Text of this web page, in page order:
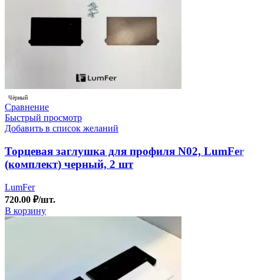
Чёрный
Сравнение
Быстрый просмотр
Добавить в список желаний
Торцевая заглушка для профиля N02, LumFer
(комплект) черный, 2 шт
LumFer
720.00 ₽/шт.
В корзину